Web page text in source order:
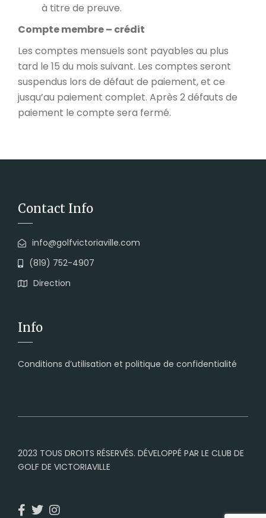
à titre de preuve.
Compte membre – crédit
Les comptes mensuels sont payables au plus
tard le 15 du mois suivant. Les comptes seront
suspendus lors de défaut de paiement, et ce
jusqu’au paiement complet. Après 2 défauts de
paiement le compte sera fermé.
Contact Info
info@golfvictoriaville.com
(819) 752-4907
Direction
Info
Conditions d’utilisation et politique de confidentialité
2023 TOUS DROITS RÉSERVÉS. DÉVELOPPÉ PAR LE CLUB DE
GOLF DE VICTORIAVILLE